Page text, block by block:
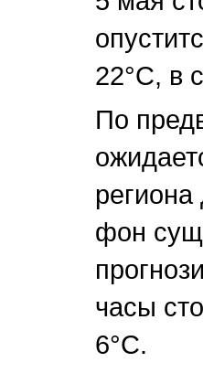
22°С, в
По
фон
часы
6°С.